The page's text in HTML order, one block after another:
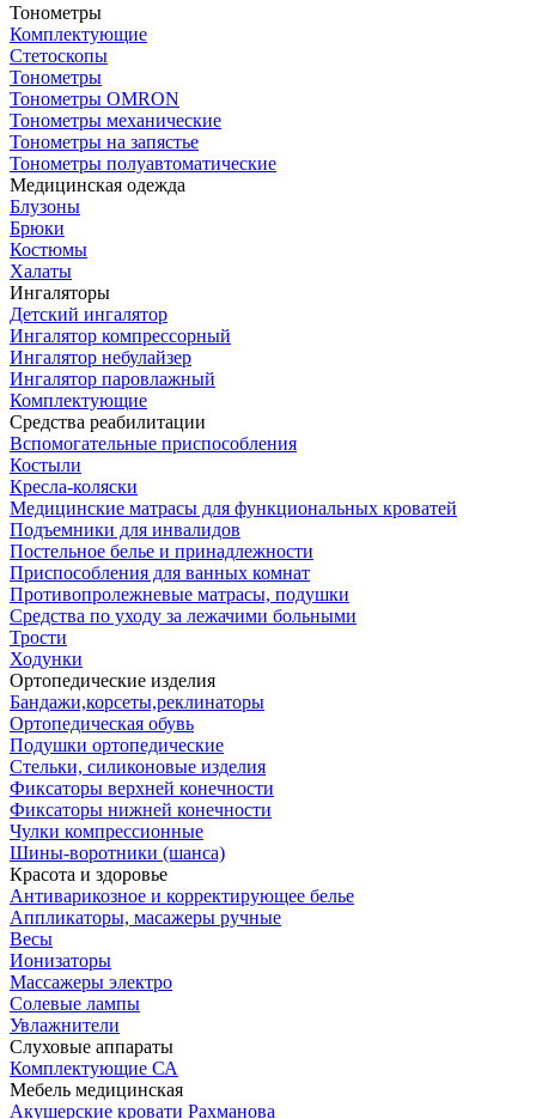
Тонометры
Комплектующие
Стетоскопы
Тонометры
Тонометры OMRON
Тонометры механические
Тонометры на запястье
Тонометры полуавтоматические
Медицинская одежда
Блузоны
Брюки
Костюмы
Халаты
Ингаляторы
Детский ингалятор
Ингалятор компрессорный
Ингалятор небулайзер
Ингалятор паровлажный
Комплектующие
Средства реабилитации
Вспомогательные приспособления
Костыли
Кресла-коляски
Медицинские матрасы для функциональных кроватей
Подъемники для инвалидов
Постельное белье и принадлежности
Приспособления для ванных комнат
Противопролежневые матрасы, подушки
Средства по уходу за лежачими больными
Трости
Ходунки
Ортопедические изделия
Бандажи,корсеты,реклинаторы
Ортопедическая обувь
Подушки ортопедические
Стельки, силиконовые изделия
Фиксаторы верхней конечности
Фиксаторы нижней конечности
Чулки компрессионные
Шины-воротники (шанса)
Красота и здоровье
Антиварикозное и корректирующее белье
Аппликаторы, масажеры ручные
Весы
Ионизаторы
Массажеры электро
Солевые лампы
Увлажнители
Слуховые аппараты
Комплектующие СА
Мебель медицинская
Акушерские кровати Рахманова